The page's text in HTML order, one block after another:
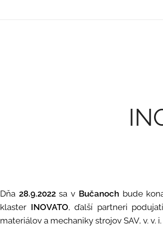
Dňa 28.9.2022sa v Bučanochbude
klaster INOVATO, ďalší partneri
materiálov a mechaniky strojov SAV, v. v. i.